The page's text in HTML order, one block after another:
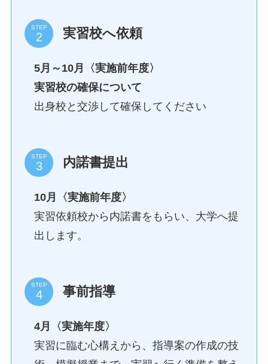
STEP 実習校へ依頼
5月～10月〈実施前年度〉
実習校の確保について
出身校と交渉して確保してください
STEP 内諾書提出
10月〈実施前年度〉
実習依頼校から内諾書をもらい、大学へ提
出します。
STEP 事前指導
4月〈実施年度〉
実習に臨む心構えから、指導案の作成の技